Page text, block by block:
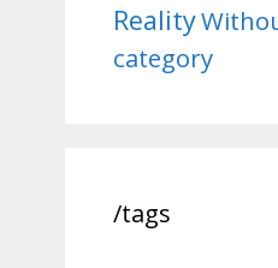
Reality
category
/tags